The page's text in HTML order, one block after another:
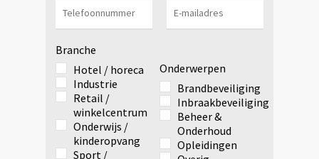
Branche
Hotel / horeca
Industrie
Retail /
winkelcentrum
Onderwijs /
kinderopvang
Sport /
Onderwerpen
Brandbeveiliging
Inbraakbeveiliging
Beheer &
Onderhoud
Opleidingen